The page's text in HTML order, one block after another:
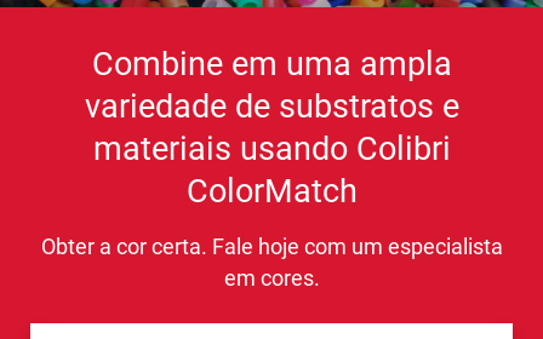
Combine em uma ampla
variedade de substratos e
materiais usando Colibri
ColorMatch
Obter a cor certa. Fale hoje com um especialista
em cores.